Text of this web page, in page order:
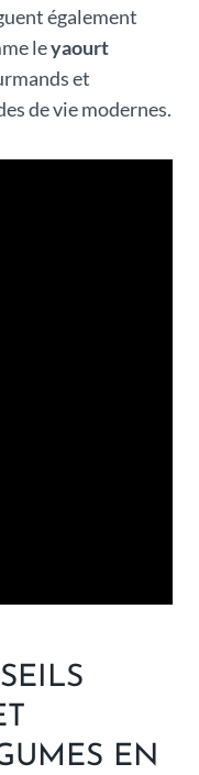
également
leyaourt
et
de vie modernes.
EN